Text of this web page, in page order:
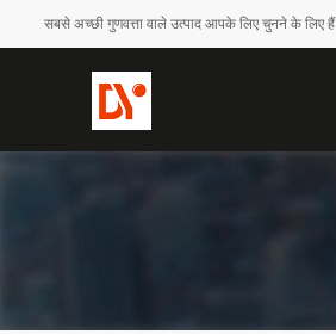
सबसे अच्छी गुणवत्ता वाले उत्पाद आपके लिए चुनने के लिए हैं